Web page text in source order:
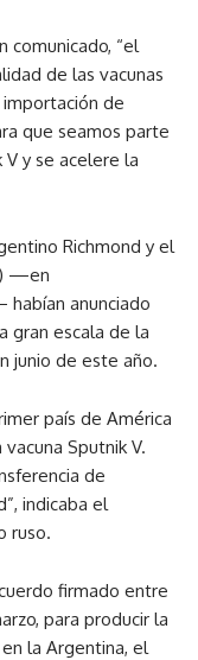
comunicado, “el
de las vacunas
importación de
que seamos parte
y se acelere la
Richmond y el
—en
anunciado
gran escala de la
junio de este año.
país de América
Sputnik V.
de
indicaba el
ruso.
firmado entre
para producir la
la Argentina, el